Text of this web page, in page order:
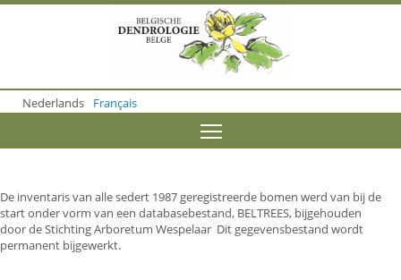
o
m
o
n
t
e
n
Nederlands Français
De inventaris van alle sedert 1987 geregistreerde bomen werd van bij de
start onder vorm van een databasebestand, BELTREES, bijgehouden
door de Stichting Arboretum Wespelaar Dit gegevensbestand wordt
permanent bijgewerkt.